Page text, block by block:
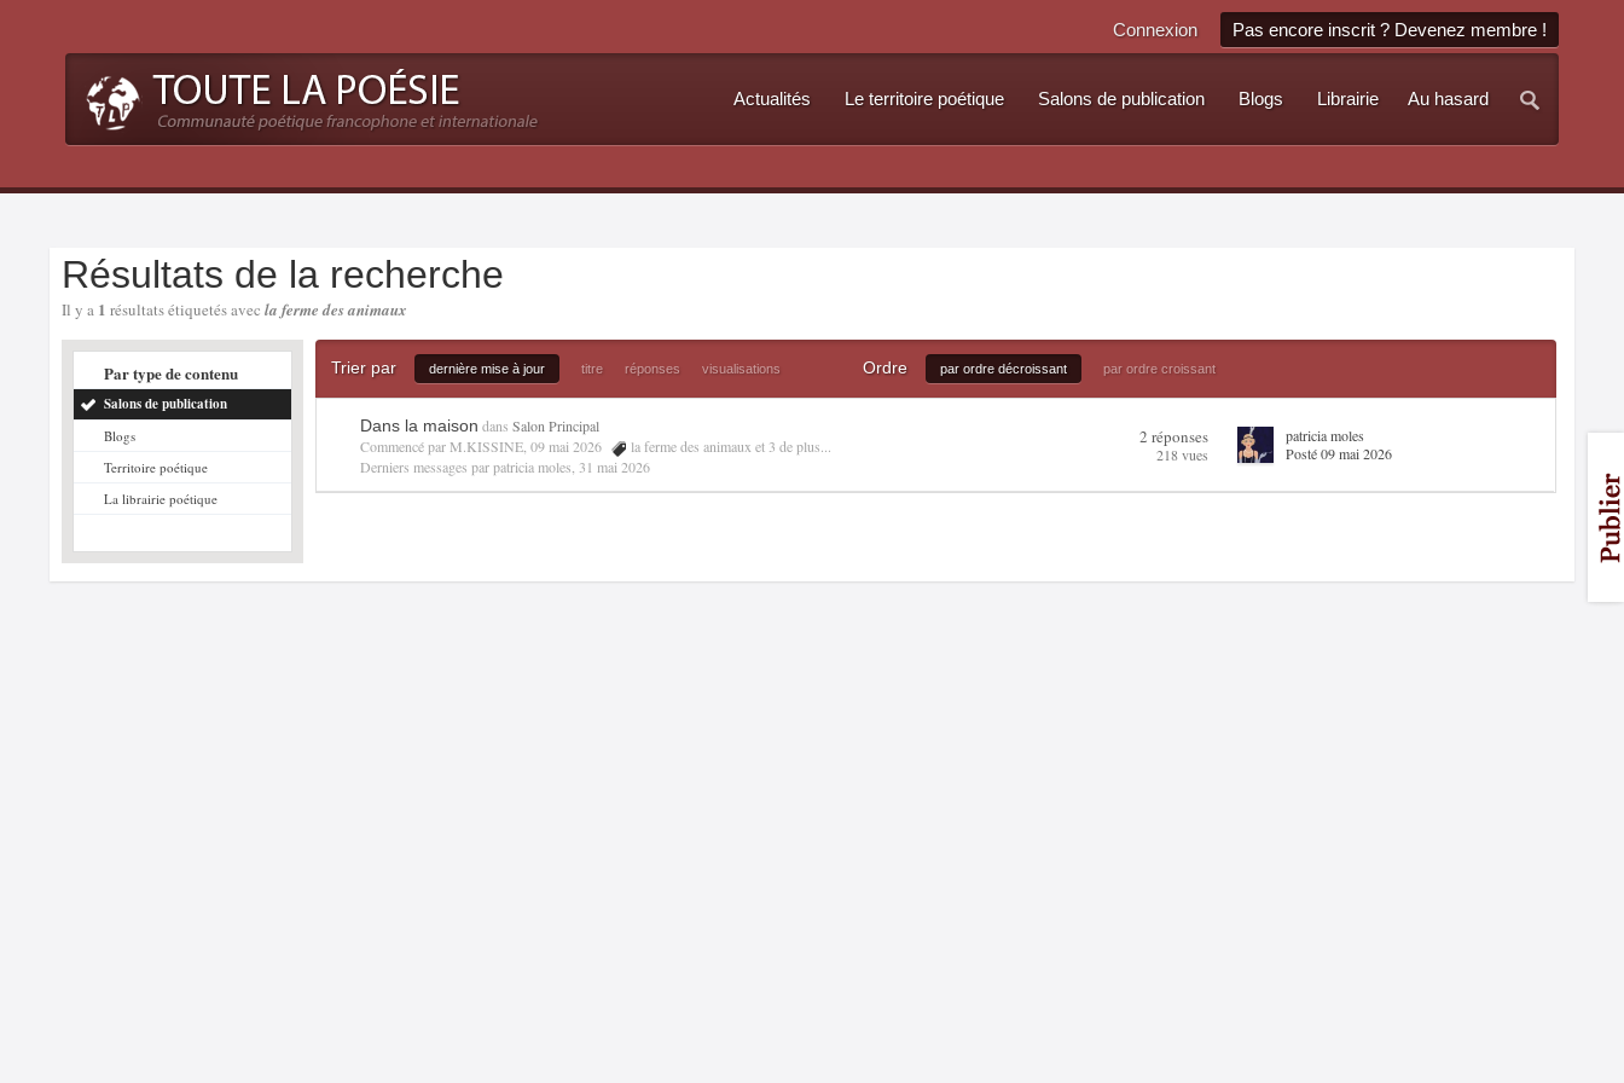
Connexion Pas encore inscrit ? Devenez membre !
Au hasard
Actualités Le territoire poétique Salons de publication Blogs Librairie
Résultats de la recherche
Il y a 1 résultats étiquetés avecla ferme des animaux
Par type de contenu
Salons de publication
Blogs
Territoire poétique
La librairie poétique
Trier par dernière mise à jour titre réponses visualisations Ordre par ordre décroissant par ordre croissant
Dans la maison dans Salon Principal
Commencé par M.KISSINE , 09 mai 2026 la ferme des animaux et 3 de plus...
Derniers messages parpatricia moles, 31 mai 2026
2 réponses
218 vues
patricia moles
Posté 09 mai 2026